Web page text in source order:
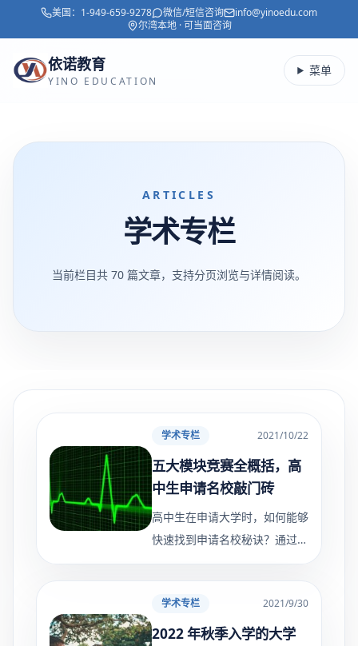
美国： 1-949-659-9278 微信/短信咨询
info@yinoedu.com
尔湾本地 · 可当面咨询
依诺教育
YINO EDUCATION
菜单
ARTICLES
学术专栏
当前栏目共 70 篇文章，支持分页浏览与详情阅读。
学术专栏 2021/10/22
五大模块竞赛全概括，高
中生申请名校敲门砖
高中生在申请大学时，如何能够
快速找到申请名校秘诀？通过参
与国际竞赛，找到属于自己的舞
找到合适的竞赛可以让自己的才
华得以发挥。在申请排名
学术专栏 2021/9/30
2022 年秋季入学的大学